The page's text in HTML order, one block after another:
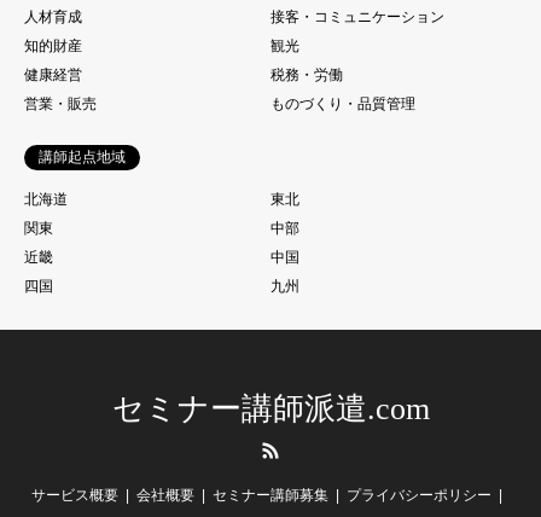
人材育成
接客・コミュニケーション
知的財産
観光
健康経営
税務・労働
営業・販売
ものづくり・品質管理
講師起点地域
北海道
東北
関東
中部
近畿
中国
四国
九州
セミナー講師派遣.com
サービス概要 会社概要 セミナー講師募集
プライバシーポリシー